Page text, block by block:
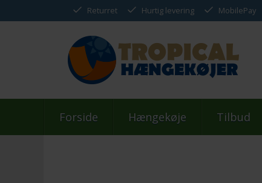
Returret Hurtig levering MobilePay
Forside Hængekøje Tilbud